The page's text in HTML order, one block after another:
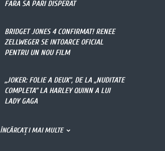
FARA SA PARI DISPERAT
BRIDGET JONES 4 CONFIRMAT! RENEE
ZELLWEGER SE INTOARCE OFICIAL
PENTRU UN NOU FILM
„JOKER: FOLIE A DEUX”, DE LA „NUDITATE
COMPLETA” LA HARLEY QUINN A LUI
LADY GAGA
ÎNCĂRCAȚI MAI MULTE